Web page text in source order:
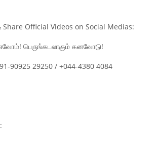
Share Official Videos on Social Medias:
பெருங்கடலாகும் கனவோடு!
90925 29250 / +044-4380 4084